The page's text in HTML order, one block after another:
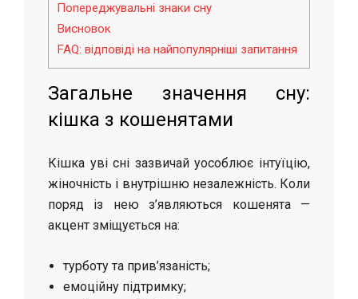
Попереджувальні знаки сну
Висновок
FAQ: відповіді на найпопулярніші запитання
Загальне значення сну:
кішка з кошенятами
Кішка уві сні зазвичай уособлює інтуїцію,
жіночність і внутрішню незалежність. Коли
поряд із нею з’являються кошенята —
акцент зміщується на:
турботу та прив’язаність;
емоційну підтримку;